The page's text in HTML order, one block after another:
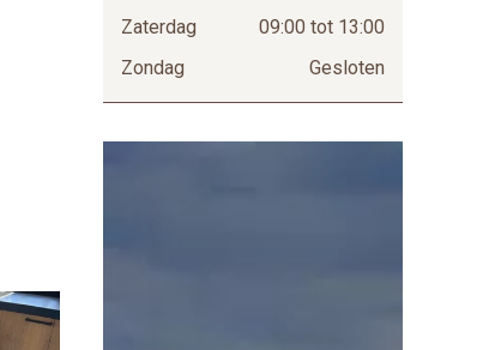
Zaterdag
09:00 tot 13:00
Zondag
Gesloten